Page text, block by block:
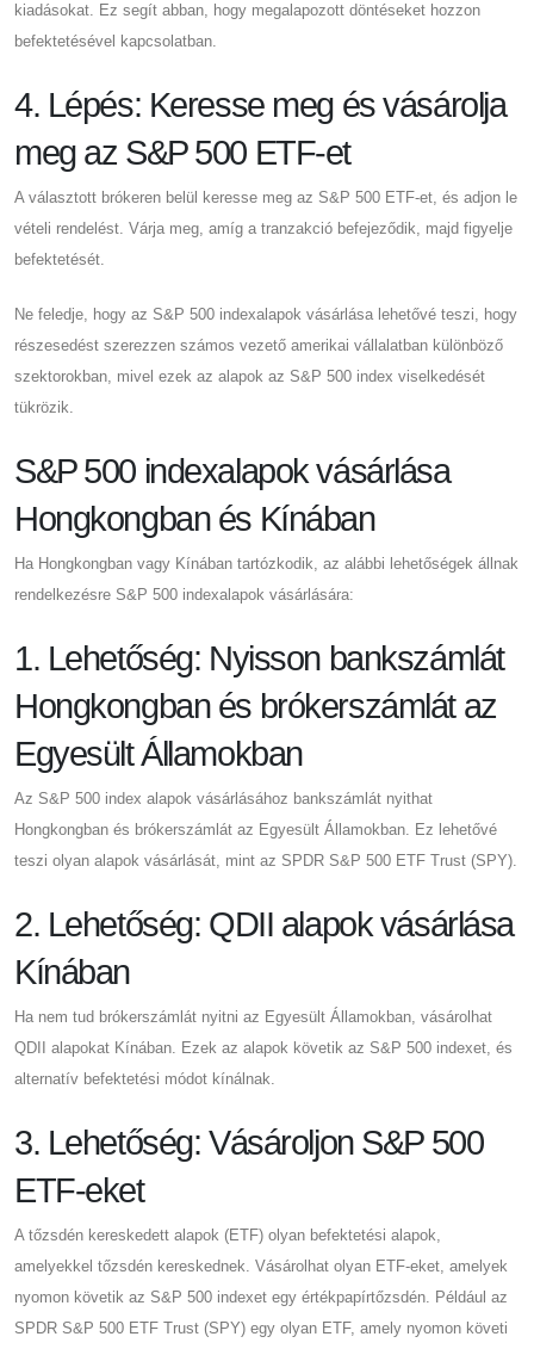
kiadásokat. Ez segít abban, hogy megalapozott döntéseket hozzon
befektetésével kapcsolatban.
4. Lépés: Keresse meg és vásárolja
meg az S&P 500 ETF-et
A választott brókeren belül keresse meg az S&P 500 ETF-et, és adjon le
vételi rendelést. Várja meg, amíg a tranzakció befejeződik, majd figyelje
befektetését.
Ne feledje, hogy az S&P 500 indexalapok vásárlása lehetővé teszi, hogy
részesedést szerezzen számos vezető amerikai vállalatban különböző
szektorokban, mivel ezek az alapok az S&P 500 index viselkedését
tükrözik.
S&P 500 indexalapok vásárlása
Hongkongban és Kínában
Ha Hongkongban vagy Kínában tartózkodik, az alábbi lehetőségek állnak
rendelkezésre S&P 500 indexalapok vásárlására:
1. Lehetőség: Nyisson bankszámlát
Hongkongban és brókerszámlát az
Egyesült Államokban
Az S&P 500 index alapok vásárlásához bankszámlát nyithat
Hongkongban és brókerszámlát az Egyesült Államokban. Ez lehetővé
teszi olyan alapok vásárlását, mint az SPDR S&P 500 ETF Trust (SPY).
2. Lehetőség: QDII alapok vásárlása
Kínában
Ha nem tud brókerszámlát nyitni az Egyesült Államokban, vásárolhat
QDII alapokat Kínában. Ezek az alapok követik az S&P 500 indexet, és
alternatív befektetési módot kínálnak.
3. Lehetőség: Vásároljon S&P 500
ETF-eket
A tőzsdén kereskedett alapok (ETF) olyan befektetési alapok,
amelyekkel tőzsdén kereskednek. Vásárolhat olyan ETF-eket, amelyek
nyomon követik az S&P 500 indexet egy értékpapírtőzsdén. Például az
SPDR S&P 500 ETF Trust (SPY) egy olyan ETF, amely nyomon követi